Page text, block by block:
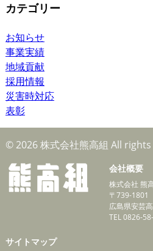
カテゴリー
お知らせ
事業実績
地域貢献
採用情報
災害時対応
表彰
© 2026 株式会社熊高組 All
会社概要
株式会社 熊
〒739-1801
広島県安芸
TEL 0826-
サイトマップ